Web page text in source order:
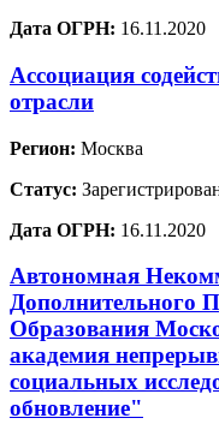
Дата ОГРН: 16.11.2020
Ассоциация
отрасли
Регион: Москва
Статус:
Дата ОГРН: 16.11.2020
Автономная
Дополнительного
Образования
академия
социальных
обновление"